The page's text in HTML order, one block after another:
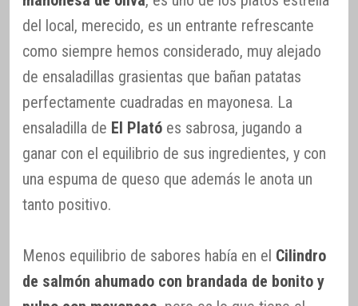
del local, merecido, es un entrante refrescante
como siempre hemos considerado, muy alejado
de ensaladillas grasientas que bañan patatas
perfectamente cuadradas en mayonesa. La
ensaladilla de El Plató es sabrosa, jugando a
ganar con el equilibrio de sus ingredientes, y con
una espuma de queso que además le anota un
tanto positivo.
Menos equilibrio de sabores había en el Cilindro
de salmón ahumado con brandada de bonito y